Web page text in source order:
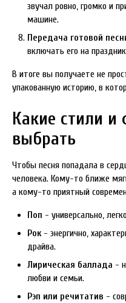
звучал ровно, громко и
машине.
Передача готовой
включать его на
В итоге вы получаете не
упакованную историю, в
Какие стили
выбрать
Чтобы песня попадала в
человека. Кому-то ближе
а кому-то приятный
Поп - универсально,
Рок- энергично,
драйва.
Лирическая баллада -
любви и семьи.
Рэп или речитатив -